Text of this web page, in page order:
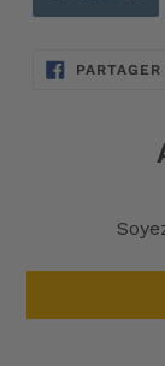
PARTAGER